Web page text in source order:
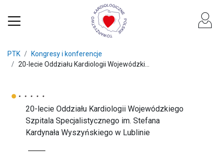
PTK
Kongresy i konferencje
20-lecie Oddziału Kardiologii Wojewódzki...
20-lecie Oddziału Kardiologii Wojewódzkiego
Szpitala Specjalistycznego im. Stefana
Kardynała Wyszyńskiego w Lublinie